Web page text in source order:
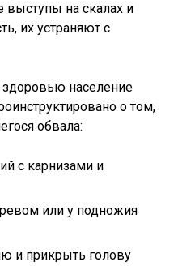
на скалах и
их устраняют с
население
о том,
обвала:
с карнизами и
или у подножия
и прикрыть голову